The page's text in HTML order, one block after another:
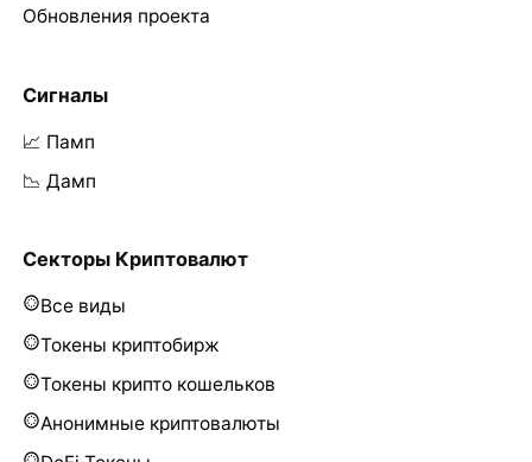
Обновления проекта
Сигналы
📈 Памп
📉 Дамп
Секторы Криптовалют
Все виды
Токены криптобирж
Токены крипто кошельков
Анонимные криптовалюты